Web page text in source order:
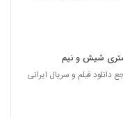
شیش و نیم
دانلود فیلم و سریال ایرانی